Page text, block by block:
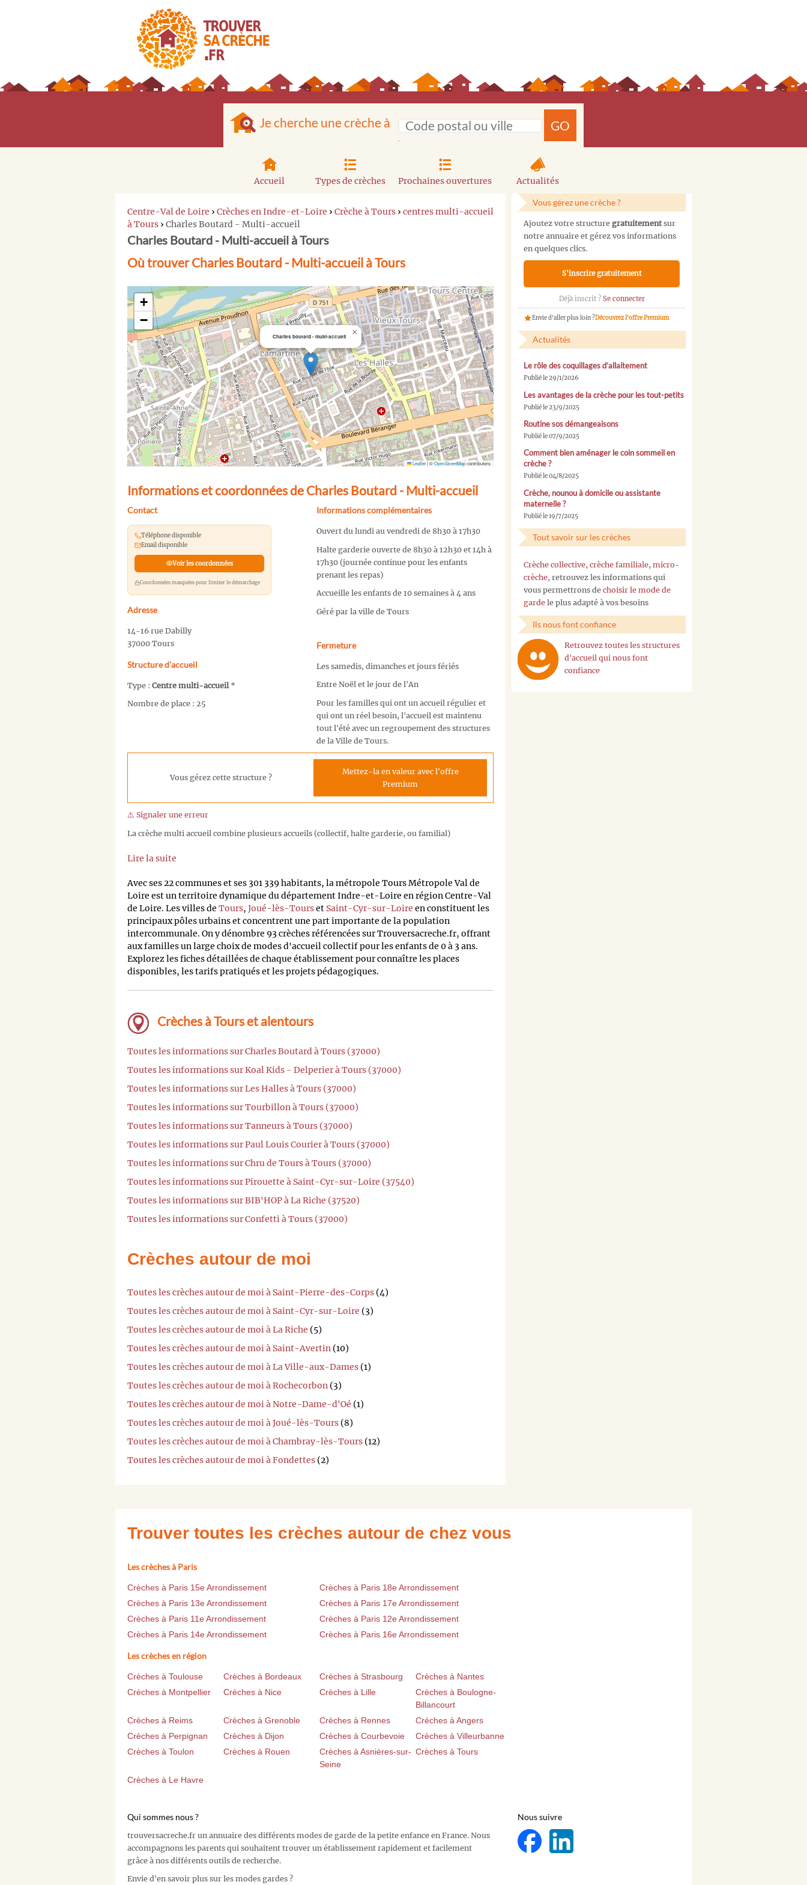
Je cherche une crèche à GO
Accueil Types de crèches Prochaines ouvertures Actualités
Centre-Val de Loire › Crèches en Indre-et-Loire › Crèche à Tours › centres multi-accueil
à Tours › Charles Boutard - Multi-accueil
Charles Boutard - Multi-accueil à Tours
Où trouver Charles Boutard - Multi-accueil à Tours
Charles boutard - multi-accueil ×
+
−
Leaflet|©OpenStreetMapcontributors
Informations et coordonnées de Charles Boutard - Multi-accueil
Contact
Téléphone disponible
Email disponible
Voir les coordonnées
Coordonnées masquées pour limiter le démarchage
Adresse
14-16 rue Dabilly
37000 Tours
Structure d’accueil
Type : Centre multi-accueil *
Nombre de place : 25
Informations complémentaires
Ouvert du lundi au vendredi de 8h30 à 17h30
Halte garderie ouverte de 8h30 à 12h30 et 14h à
17h30 (journée continue pour les enfants
prenant les repas)
Accueille les enfants de 10 semaines à 4 ans
Géré par la ville de Tours
Fermeture
Les samedis, dimanches et jours fériés
Entre Noël et le jour de l'An
Pour les familles qui ont un accueil régulier et
qui ont un réel besoin, l'accueil est maintenu
tout l'été avec un regroupement des structures
de la Ville de Tours.
Vous gérez cette structure ?
Mettez-la en valeur avec l'offre
Premium
⚠️ Signaler une erreur
La crèche multi accueil combine plusieurs accueils (collectif, halte garderie, ou familial)
Lire la suite
Avec ses 22 communes et ses 301 339 habitants, la métropole Tours Métropole Val de
Loire est un territoire dynamique du département Indre-et-Loire en région Centre-Val
de Loire. Les villes de Tours, Joué-lès-Tourset Saint-Cyr-sur-Loire en constituent les
principaux pôles urbains et concentrent une part importante de la population
intercommunale. On y dénombre 93 crèches référencées sur Trouversacreche.fr, offrant
aux familles un large choix de modes d'accueil collectif pour les enfants de 0 à 3 ans.
Explorez les fiches détaillées de chaque établissement pour connaître les places
disponibles, les tarifs pratiqués et les projets pédagogiques.
Crèches à Tours et alentours
Toutes les informations sur Charles Boutard à Tours (37000)
Toutes les informations sur Koal Kids - Delperier à Tours (37000)
Toutes les informations sur Les Halles à Tours (37000)
Toutes les informations sur Tourbillon à Tours (37000)
Toutes les informations sur Tanneurs à Tours (37000)
Toutes les informations sur Paul Louis Courier à Tours (37000)
Toutes les informations sur Chru de Tours à Tours (37000)
Toutes les informations sur Pirouette à Saint-Cyr-sur-Loire (37540)
Toutes les informations sur BIB'HOP à La Riche (37520)
Toutes les informations sur Confetti à Tours (37000)
Crèches autour de moi
Toutes les crèches autour de moi à Saint-Pierre-des-Corps (4)
Toutes les crèches autour de moi à Saint-Cyr-sur-Loire (3)
Toutes les crèches autour de moi à La Riche (5)
Toutes les crèches autour de moi à Saint-Avertin (10)
Toutes les crèches autour de moi à La Ville-aux-Dames (1)
Toutes les crèches autour de moi à Rochecorbon (3)
Toutes les crèches autour de moi à Notre-Dame-d'Oé (1)
Toutes les crèches autour de moi à Joué-lès-Tours (8)
Toutes les crèches autour de moi à Chambray-lès-Tours (12)
Toutes les crèches autour de moi à Fondettes (2)
Vous gérez une crèche ?
Ajoutez votre structure gratuitementsur
notre annuaire et gérez vos informations
en quelques clics.
S'inscrire gratuitement
Déjà inscrit ? Se connecter
Envie d'aller plus loin ?Découvrez l'offre Premium
Actualités
Le rôle des coquillages d’allaitement
Publié le 29/1/2026
Les avantages de la crèche pour les tout-petits
Publié le 23/9/2025
Routine sos démangeaisons
Publié le 07/9/2025
Comment bien aménager le coin sommeil en
crèche ?
Publié le 04/8/2025
Crèche, nounou à domicile ou assistante
maternelle ?
Publié le 19/7/2025
Tout savoir sur les crèches
Crèche collective, crèche familiale, micro-
crèche, retrouvez les informations qui
vous permettrons de choisir le mode de
garde le plus adapté à vos besoins
Ils nous font confiance
Retrouvez toutes les structures
d'accueil qui nous font
confiance
Trouver toutes les crèches autour de chez vous
Les crèches à Paris
Crèches à Paris 15e Arrondissement
Crèches à Paris 18e Arrondissement
Crèches à Paris 13e Arrondissement
Crèches à Paris 17e Arrondissement
Crèches à Paris 11e Arrondissement
Crèches à Paris 12e Arrondissement
Crèches à Paris 14e Arrondissement
Crèches à Paris 16e Arrondissement
Les crèches en région
Crèches à Toulouse Crèches à Bordeaux Crèches à Strasbourg
Crèches à Nantes
Crèches à Montpellier
Crèches à Nice Crèches à Lille
Crèches à Boulogne-
Billancourt
Crèches à Reims
Crèches à Grenoble Crèches à Rennes
Crèches à Angers
Crèches à Perpignan
Crèches à Dijon Crèches à Courbevoie
Crèches à Villeurbanne
Crèches à Toulon
Crèches à Rouen
Crèches à Asnières-sur-
Seine
Crèches à Tours
Crèches à Le Havre
Qui sommes nous ?
trouversacreche.fr un annuaire des différents modes de garde de la petite enfance en France. Nous
accompagnons les parents qui souhaitent trouver un établissement rapidement et facilement
grâce à nos différents outils de recherche.
Envie d'en savoir plus sur les modes gardes ?
Nous suivre